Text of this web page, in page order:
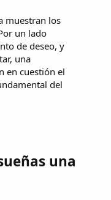
muestran los
un lado
de deseo, y
una
en cuestión el
del
una